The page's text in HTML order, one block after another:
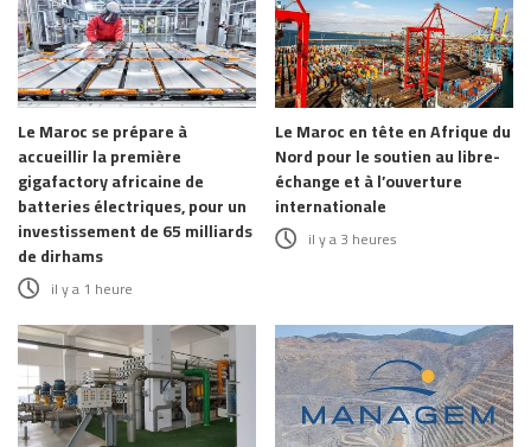
Le Maroc se prépare à
accueillir la première
gigafactory africaine de
batteries électriques, pour un
investissement de 65 milliards
de dirhams
il y a 1 heure
Le Maroc en tête en Afrique du
Nord pour le soutien au libre-
échange et à l’ouverture
internationale
il y a 3 heures